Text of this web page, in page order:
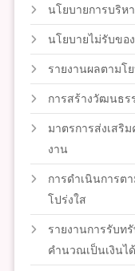
นโยบายการบริห
นโยบายไม่รับขอ
รายงานผลตามโ
การสร้างวัฒนธร
มาตรการส่งเสริ
งาน
การดำเนินการต
โปร่งใส
รายงานการรับท
คำนวณเป็นเงินได้